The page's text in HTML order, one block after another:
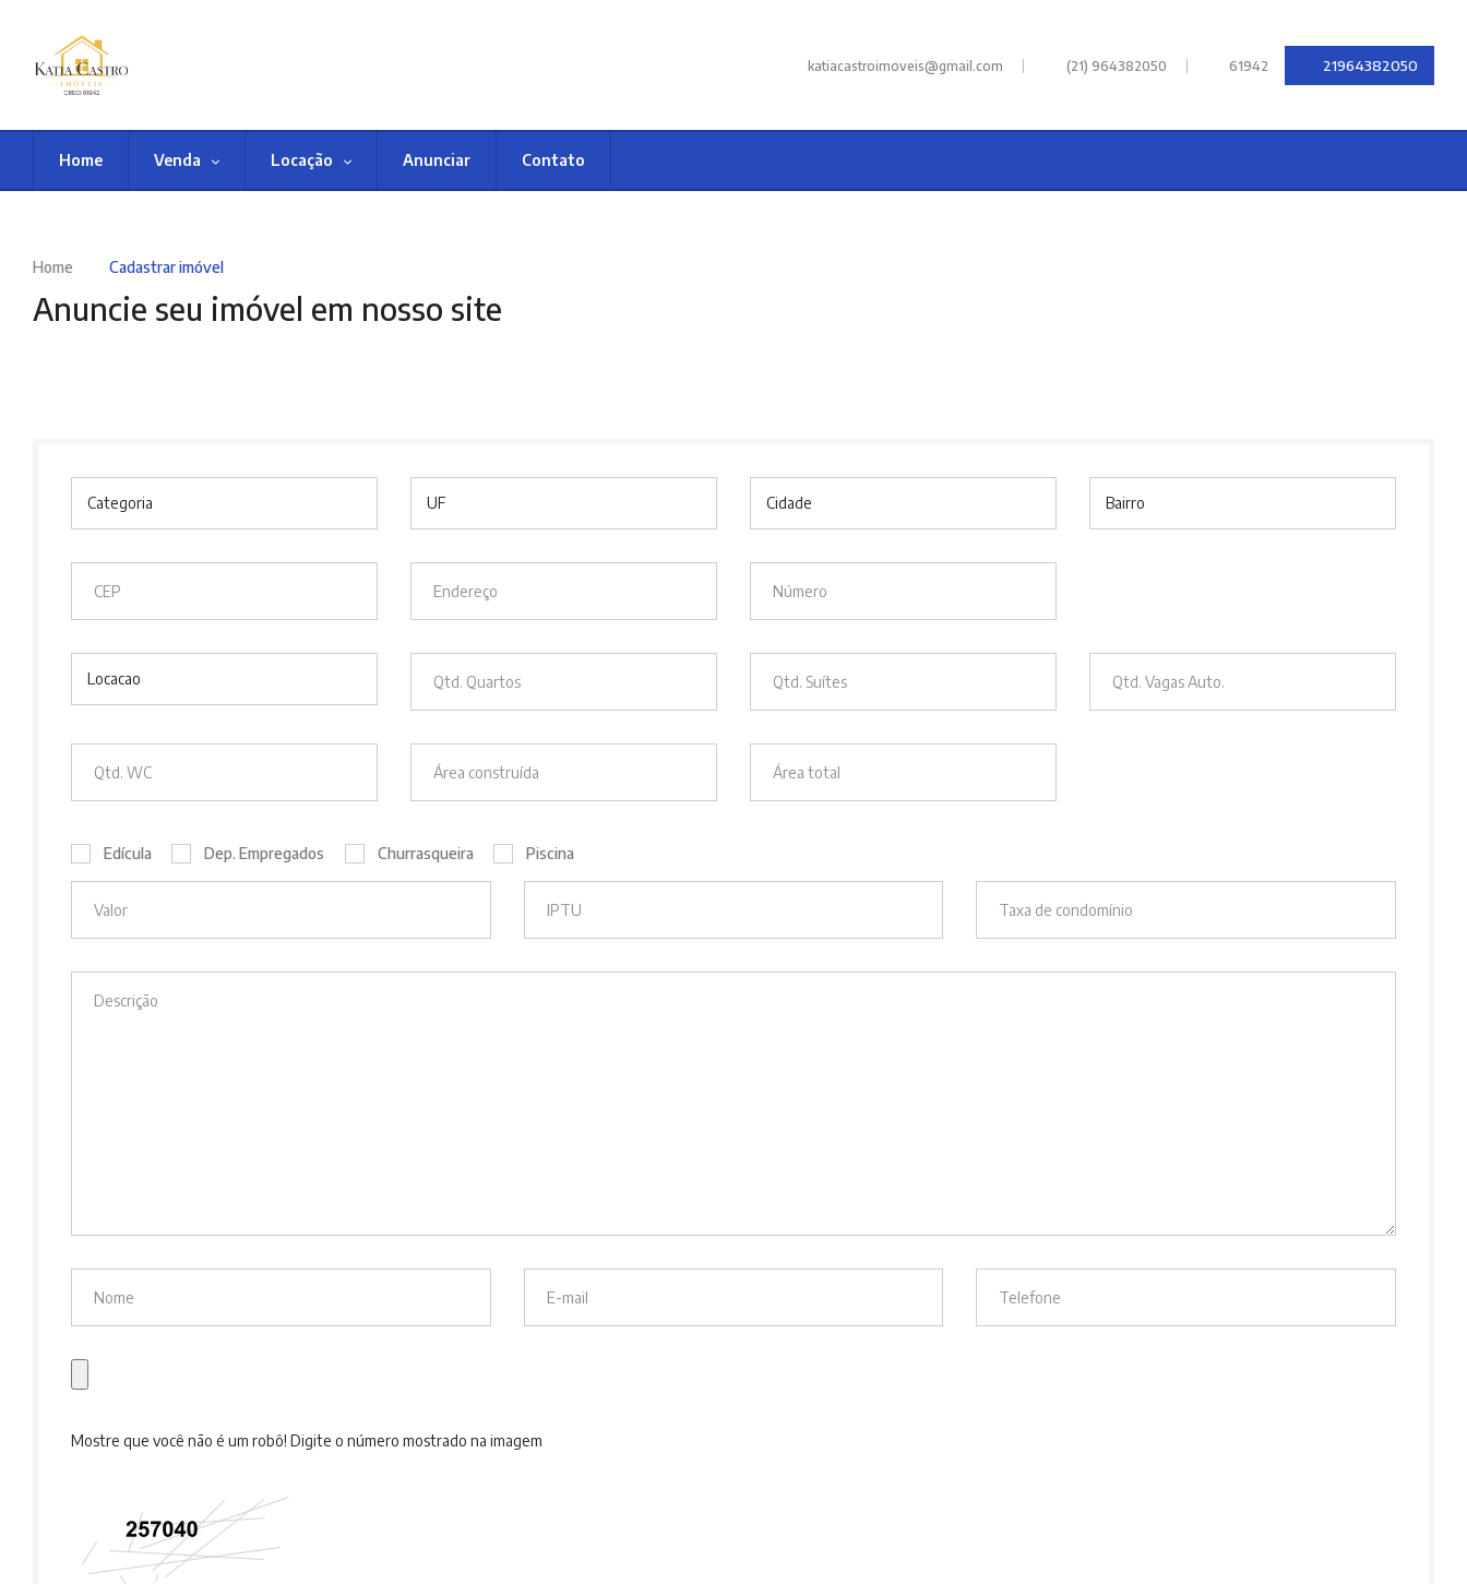
katiacastroimoveis@gmail.com | (21) 964382050 | 61942 21964382050
Home Venda Locação Anunciar Contato
Home Cadastrar imóvel
Anuncie seu imóvel em nosso site
Categoria UF Cidade Bairro
Locacao
Edícula Dep. Empregados Churrasqueira Piscina
Mostre que você não é um robô! Digite o número mostrado na imagem